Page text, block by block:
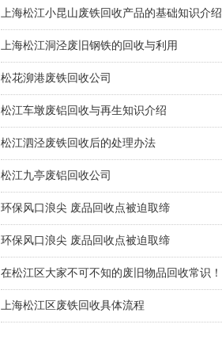
上海松江小昆山废铁回收产品的基础知识介绍
上海松江洞泾废旧钢铁的回收与利用
松花泖港废铁回收公司
松江车墩废铝回收与再生知识介绍
松江泗泾废铁回收后的处理办法
松江九亭废铝回收公司
环保风口浪尖 废品回收点被迫取缔
环保风口浪尖 废品回收点被迫取缔
在松江区大家不可不知的废旧物品回收常识！
上海松江区废铁回收具体流程